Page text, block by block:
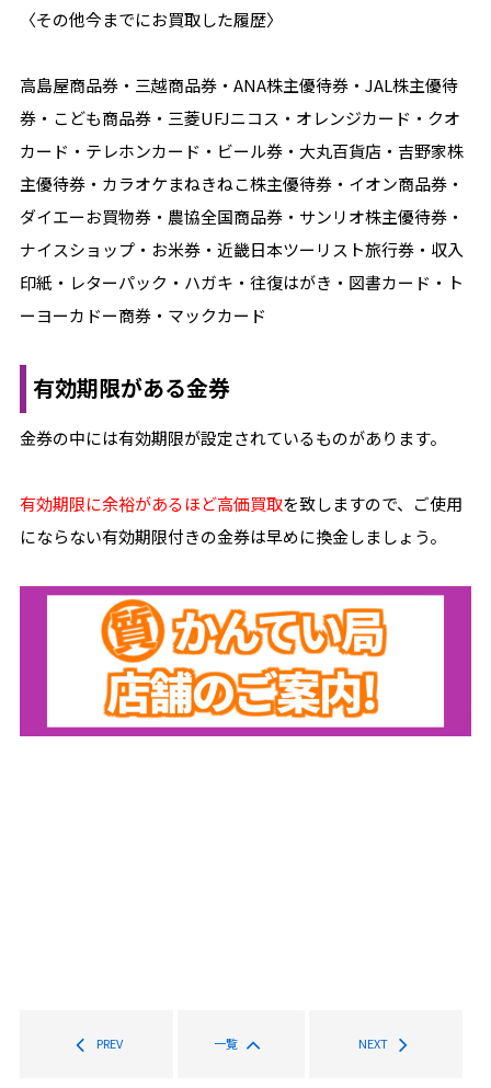
〈その他今までにお買取した履歴〉
高島屋商品券・三越商品券・ANA株主優待券・JAL株主優待
券・こども商品券・三菱UFJニコス・オレンジカード・クオ
カード・テレホンカード・ビール券・大丸百貨店・吉野家株
主優待券・カラオケまねきねこ株主優待券・イオン商品券・
ダイエーお買物券・農協全国商品券・サンリオ株主優待券・
ナイスショップ・お米券・近畿日本ツーリスト旅行券・収入
印紙・レターパック・ハガキ・往復はがき・図書カード・ト
ーヨーカドー商券・マックカード
有効期限がある金券
金券の中には有効期限が設定されているものがあります。
有効期限に余裕があるほど高価買取を致しますので、ご使用
にならない有効期限付きの金券は早めに換金しましょう。
PREV 一覧 NEXT